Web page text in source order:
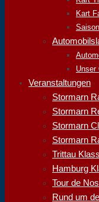
Kart
Unser
Veranstaltungen
Stormarn
Stormarn
Stormarn
Stormarn
Trittau
Hamburg
Tour de
Rund um